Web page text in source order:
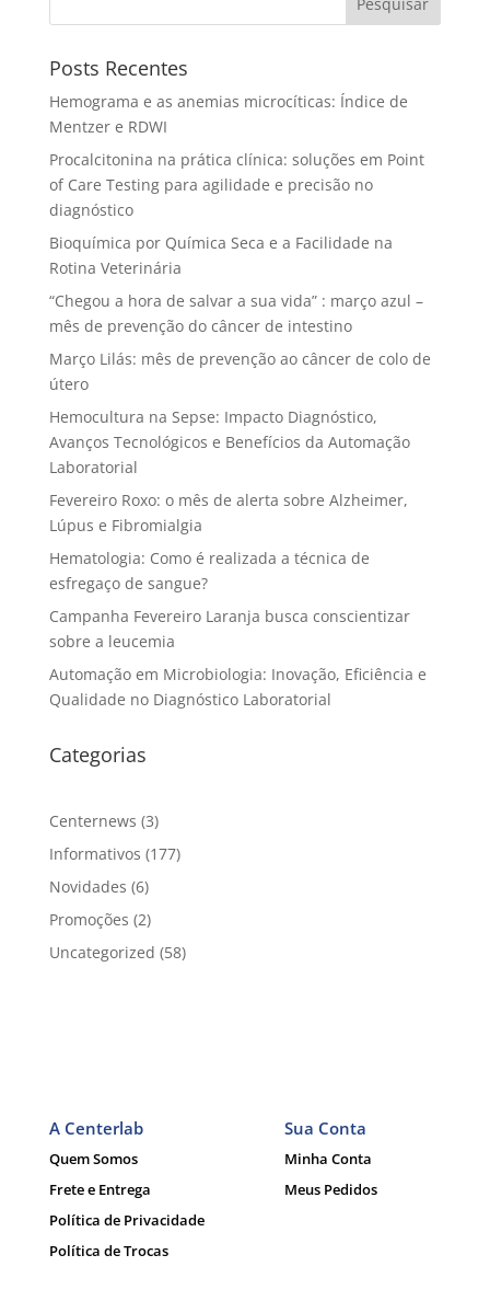
Posts Recentes
Hemograma e as anemias microcíticas: Índice de
Mentzer e RDWI
Procalcitonina na prática clínica: soluções em Point
of Care Testing para agilidade e precisão no
diagnóstico
Bioquímica por Química Seca e a Facilidade na
Rotina Veterinária
“Chegou a hora de salvar a sua vida” : março azul –
mês de prevenção do câncer de intestino
Março Lilás: mês de prevenção ao câncer de colo de
útero
Hemocultura na Sepse: Impacto Diagnóstico,
Avanços Tecnológicos e Benefícios da Automação
Laboratorial
Fevereiro Roxo: o mês de alerta sobre Alzheimer,
Lúpus e Fibromialgia
Hematologia: Como é realizada a técnica de
esfregaço de sangue?
Campanha Fevereiro Laranja busca conscientizar
sobre a leucemia
Automação em Microbiologia: Inovação, Eficiência e
Qualidade no Diagnóstico Laboratorial
Categorias
Centernews (3)
Informativos (177)
Novidades (6)
Promoções (2)
Uncategorized (58)
A Centerlab
Quem Somos
Frete e Entrega
Política de Privacidade
Política de Trocas
Sua Conta
Minha Conta
Meus Pedidos